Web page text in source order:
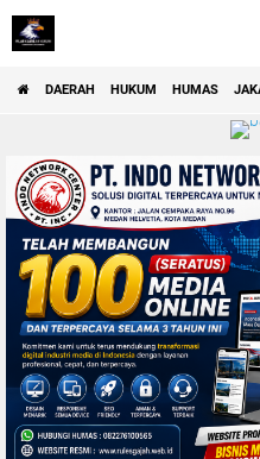
DAERAH HUKUM HUMAS